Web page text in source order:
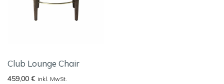
Club Lounge Chair
459,00 € inkl. MwSt.